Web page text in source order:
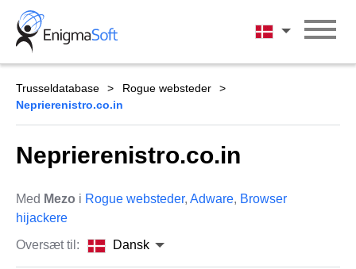
Skip
content
Dansk
Trusseldatabase
Rogue websteder
Neprierenistro.co.in
Neprierenistro.co.in
Med Mezo i Rogue websteder, Adware, Browser
hijackere
Oversæt til:
Dansk